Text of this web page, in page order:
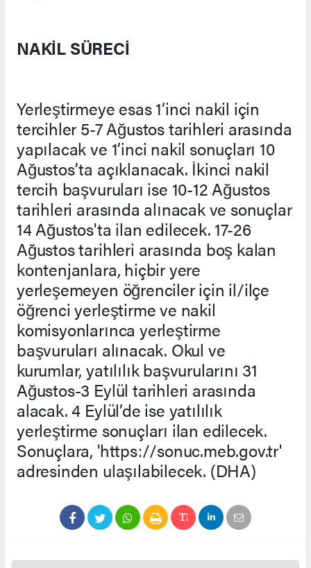
NAKİL SÜRECİ
Yerleştirmeye esas 1’inci nakil için
tercihler 5-7 Ağustos tarihleri arasında
yapılacak ve 1’inci nakil sonuçları 10
Ağustos’ta açıklanacak. İkinci nakil
tercih başvuruları ise 10-12 Ağustos
tarihleri arasında alınacak ve sonuçlar
14 Ağustos'ta ilan edilecek. 17-26
Ağustos tarihleri arasında boş kalan
kontenjanlara, hiçbir yere
yerleşemeyen öğrenciler için il/ilçe
öğrenci yerleştirme ve nakil
komisyonlarınca yerleştirme
başvuruları alınacak. Okul ve
kurumlar, yatılılık başvurularını 31
Ağustos-3 Eylül tarihleri arasında
alacak. 4 Eylül’de ise yatılılık
yerleştirme sonuçları ilan edilecek.
Sonuçlara, 'https://sonuc.meb.gov.tr'
adresinden ulaşılabilecek. (DHA)